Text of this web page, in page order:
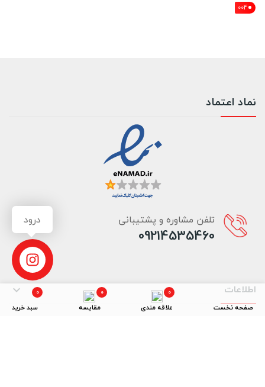
صفحه نخست
0
علاقه مندی
0
مقایسه
0
سبد خرید
004
نماد اعتماد
تلفن مشاوره و پشتیبانی
09214535460
اطلاعات 
درود